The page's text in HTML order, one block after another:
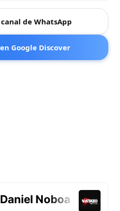
de WhatsApp
Google Discover